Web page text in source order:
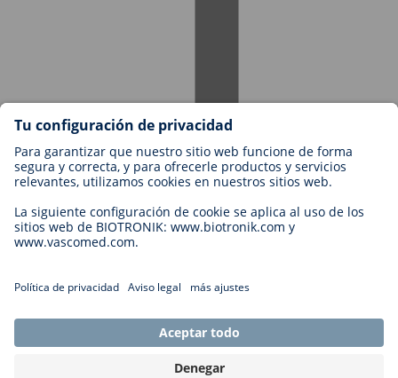
Empleos en BIOTRONIK
Niveles profesionales
Aplicación
Oportunidad profesional
Cookie Settings
Legal Disclaimer
Declaración de Privacidad